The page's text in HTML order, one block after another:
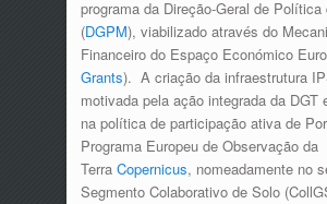
programa da Direção-Geral de Política
(DGPM), viabilizado através do
Financeiro do Espaço Económico
Grants). A criação da infraestrutura
motivada pela ação integrada da DGT
na política de participação ativa de
Programa Europeu de Observação da
Terra Copernicus, nomeadamente no
Segmento Colaborativo de Solo